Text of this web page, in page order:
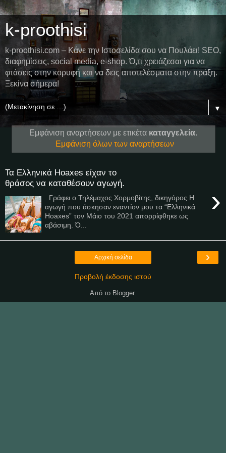
k-proothisi
k-proothisi.com – Κάνε την Ιστοσελίδα σου να Πουλάει! SEO,
διαφημίσεις, social media, e-shop. Ό,τι χρειάζεσαι για να
φτάσεις στην κορυφή και να δεις αποτελέσματα στην πράξη.
Ξεκίνα σήμερα!
▼
Εμφάνιση αναρτήσεων με ετικέτα καταγγελεία.
Εμφάνιση όλων των αναρτήσεων
Τα Ελληνικά Hoaxes είχαν το
θράσος να καταθέσουν αγωγή.
›
Γράφει ο Τηλέμαχος Χορμοβίτης, δικηγόρος H
αγωγή που άσκησαν εναντίον μου τα “Eλληνικά
Hoaxes” τον Μάιο του 2021 απορρίφθηκε ως
αβάσιμη. Ό...
›
Αρχική σελίδα
Προβολή έκδοσης ιστού
Από το Blogger.